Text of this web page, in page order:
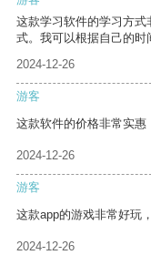
这款学习软件的学习方
式。我可以根据自己的时
2024-12-26
游客
这款软件的价格非常实惠
2024-12-26
游客
这款app的游戏非常好玩
2024-12-26